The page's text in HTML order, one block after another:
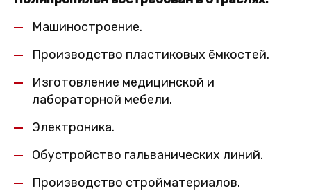
Машиностроение.
Производство пластиковых ёмкостей.
Изготовление медицинской и
лабораторной мебели.
Электроника.
Обустройство гальванических линий.
Производство стройматериалов.